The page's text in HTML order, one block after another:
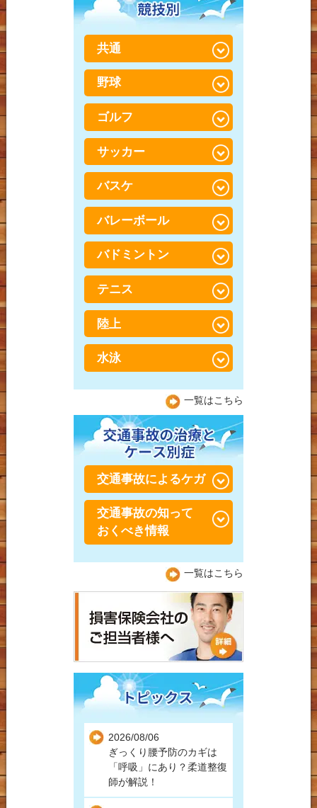
ニング
整体に行っても治らなか
った方へ
野球肩
テニス肘（上腕骨外側上
顆炎）
野球肘
肘・手首痛
TFCC損傷
腱鞘炎・ばね指・ド・ケ
ルバン病
手・指のしびれ
腰痛
ぎっくり腰（急性腰痛）
とは？
脊柱管狭窄症
腰椎すべり症（ようつい
すべりしょう）
股関節痛（こかんせつつ
う）
梨状筋症候群（りじょう
きんしょうこうぐん）
腰椎分離症（ようついぶ
んりしょう）
じんたいえん）
変形性膝関節症
半月板損傷（はんげつば
んそんしょう）
鵞足炎（がそくえん）
オスグッドシュラッター
病
足底筋膜炎（そくていき
んまくえん）
外反母趾（がいはんぼ
O脚
ジャンパー膝（膝蓋靭帯
炎）
シンスプリント
アキレス腱炎（周囲炎）
シーバー病・セーバー
病・踵骨骨端症（しょう
こつこったんしょう）
共通
捻挫・肉離れ
打撲（だぼく）・打ち身
野球
野球腰
野球肘
野球肩
ゴルフ
ゴルフ膝
ゴルフ肩
ゴルフ腰
サッカー
サッカーでの膝の怪我
サッカーでの股関節の怪
我
サッカーでの足首の痛み
サッカー腰
バスケ
バスケでの足首の怪我
バスケでの腰の怪我
バスケでの膝の怪我
バレーボール
バレーでの腰の怪我
バレーボールでの膝・す
ねの怪我
バレーボールでの捻挫・
突き指
バドミントン
バドミントンでの腰の怪
我
バドミントンでの膝の怪
我
テニス
テニスでの腰の怪我
テニスでの膝の怪我
陸上
陸上での腰の怪我
陸上での膝の怪我
陸上での足首の怪我
水泳
水泳での腰の怪我
水泳での肩の怪我
水泳での膝の怪我
一覧はこちら
交通事故によるケガ
交通事故・むち打ち症
交通事故 捻挫・肉離れ
交通事故 膝痛
交通事故 肘・手首痛
交通事故後の肩こり
交通事故の知って
おくべき情報
交通事故の保険につい
交通事故で整形外科と接
骨院の上手な通院方法
バイク事故
自損事故
人身事故
一覧はこちら
2026/08/06
ぎっくり腰予防のカギは
「呼吸」にあり？柔道整復
師が解説！